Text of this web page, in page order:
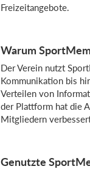
Freizeitangebote.
Warum
Der Verein nutzt
Kommunikation bis
Verteilen von
der Plattform hat die
Mitgliedern
Genutzte